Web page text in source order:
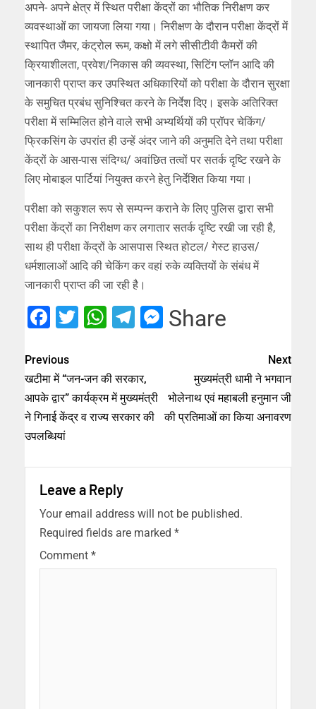
अपने- अपने क्षेत्र में स्थित परीक्षा केंद्रों का भौतिक निरीक्षण कर
व्यवस्थाओं का जायजा लिया गया। निरीक्षण के दौरान परीक्षा केंद्रों में
स्थापित जैमर, कंट्रोल रूम, कक्षो में लगे सीसीटीवी कैमरों की
क्रियाशीलता, प्रवेश/निकास की व्यवस्था, सिटिंग प्लॉन आदि की
जानकारी प्राप्त कर उपस्थित अधिकारियों को परीक्षा के दौरान सुरक्षा
के समुचित प्रबंध सुनिश्चित करने के निर्देश दिए। इसके अतिरिक्त
परीक्षा में सम्मिलित होने वाले सभी अभ्यर्थियों की प्रॉपर चेकिंग/
फ्रिकसिंग के उपरांत ही उन्हें अंदर जाने की अनुमति देने तथा परीक्षा
केंद्रों के आस-पास संदिग्ध/ अवांछित तत्वों पर सतर्क दृष्टि रखने के
लिए मोबाइल पार्टियां नियुक्त करने हेतु निर्देशित किया गया।
परीक्षा को सकुशल रूप से सम्पन्न कराने के लिए पुलिस द्वारा सभी
परीक्षा केंद्रों का निरीक्षण कर लगातार सतर्क दृष्टि रखी जा रही है,
साथ ही परीक्षा केंद्रों के आसपास स्थित होटल/ गेस्ट हाउस/
धर्मशालाओं आदि की चेकिंग कर वहां रुके व्यक्तियों के संबंध में
जानकारी प्राप्त की जा रही है।
Facebook
Twitter
WhatsApp
Telegram
Messenger
Share
Previous
खटीमा में “जन-जन की सरकार,
आपके द्वार” कार्यक्रम में मुख्यमंत्री
ने गिनाई केंद्र व राज्य सरकार की
उपलब्धियां
Next
मुख्यमंत्री धामी ने भगवान
भोलेनाथ एवं महाबली हनुमान जी
की प्रतिमाओं का किया अनावरण
Leave a Reply
Your email address will not be published.
Required fields are marked *
Comment *